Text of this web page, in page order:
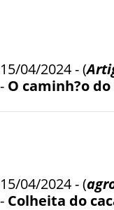
15/04/2024 - (
- O caminh?o
15/04/2024 - (
- Colheita do